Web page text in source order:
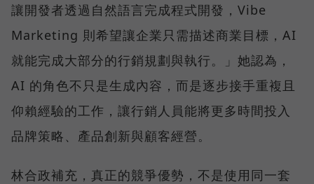
讓開發者透過自然語言完成程式開發，Vibe
Marketing 則希望讓企業只需描述商業目標，AI
就能完成大部分的行銷規劃與執行。」她認為，
AI 的角色不只是生成內容，而是逐步接手重複且
仰賴經驗的工作，讓行銷人員能將更多時間投入
品牌策略、產品創新與顧客經營。
林合政補充，真正的競爭優勢，不是使用同一套